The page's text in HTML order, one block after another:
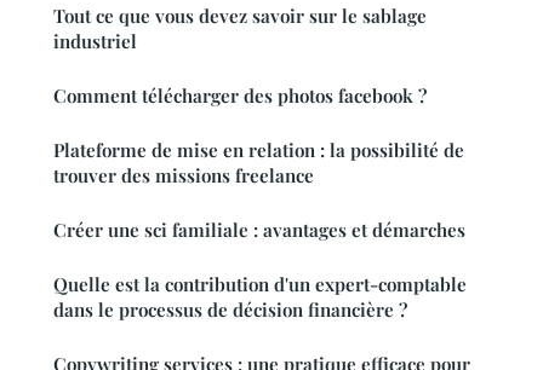
Tout ce que vous devez savoir sur le sablage
industriel
Comment télécharger des photos facebook ?
Plateforme de mise en relation : la possibilité de
trouver des missions freelance
Créer une sci familiale : avantages et démarches
Quelle est la contribution d'un expert-comptable
dans le processus de décision financière ?
Copywriting services : une pratique efficace pour